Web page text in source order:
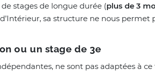
stages de longue durée (plus de 3
sa structure ne nous permet
ou un stage de 3e
ne sont pas adaptées à